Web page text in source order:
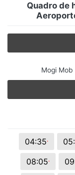
Quadro de
Mogi
04:35.
08:05.